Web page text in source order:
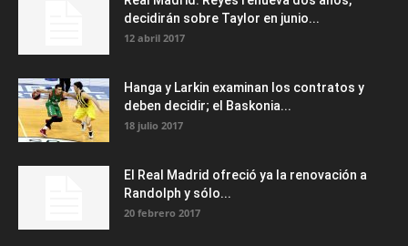
decidirán sobre Taylor en junio...
12 abril 2017
Hanga y Larkin examinan los contratos y
deben decidir; el Baskonia...
18 julio 2017
El Real Madrid ofreció ya la renovación a
Randolph y sólo...
20 febrero 2017